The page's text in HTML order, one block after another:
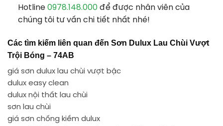
Hotline 0978.148.000 để được nhân viên của
chúng tôi tư vấn chi tiết nhất nhé!
Các tìm kiếm liên quan đến Sơn Dulux Lau Chùi Vượt
Trội Bóng – 74AB
giá sơn dulux lau chùi vượt bậc
dulux easy clean
dulux nội thất lau chùi
sơn lau chùi
giá sơn chống kiềm dulux